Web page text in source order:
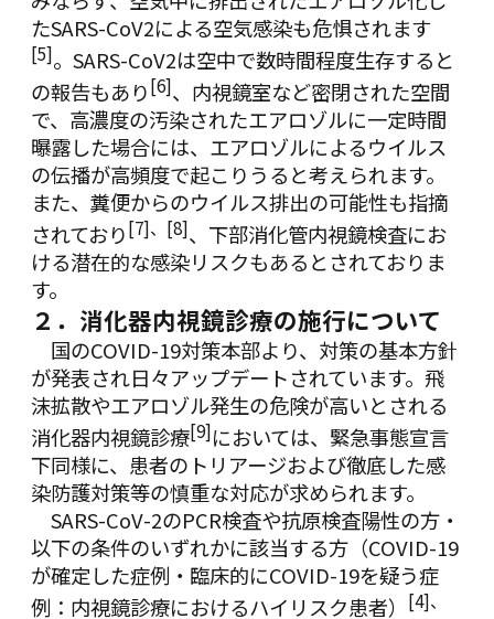
たSARS-CoV2による空気感染も危惧されます
[5]。SARS-CoV2は空中で数時間程度生存すると
の報告もあり[6]、内視鏡室など密閉された空間
で、高濃度の汚染されたエアロゾルに一定時間
曝露した場合には、エアロゾルによるウイルス
の伝播が高頻度で起こりうると考えられます。
また、糞便からのウイルス排出の可能性も指摘
されており[7]、 [8]、下部消化管内視鏡検査にお
ける潜在的な感染リスクもあるとされておりま
す。
２．消化器内視鏡診療の施行について
国のCOVID-19対策本部より、対策の基本方針
が発表され日々アップデートされています。飛
沫拡散やエアロゾル発生の危険が高いとされる
消化器内視鏡診療[9]においては、緊急事態宣言
下同様に、患者のトリアージおよび徹底した感
染防護対策等の慎重な対応が求められます。
SARS-CoV-2のPCR検査や抗原検査陽性の方・
以下の条件のいずれかに該当する方（COVID-19
が確定した症例・臨床的にCOVID-19を疑う症
例：内視鏡診療におけるハイリスク患者） [4]、